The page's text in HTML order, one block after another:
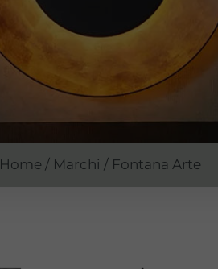
Home / Marchi / Fontana Arte